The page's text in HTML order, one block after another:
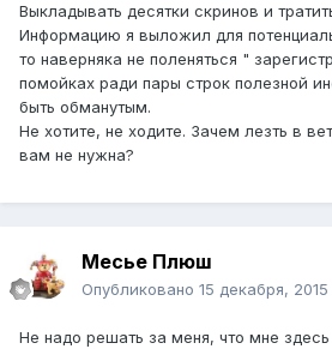
Выкладывать десятки скринов и
Информацию я выложил для
то наверняка не поленяться "
помойках ради пары строк полезной
быть обманутым.
Не хотите, не ходите. Зачем лезть в
вам не нужна?
Месье Плюш
Опубликовано 15 декабря, 2015
Не надо решать за меня, что мне здесь